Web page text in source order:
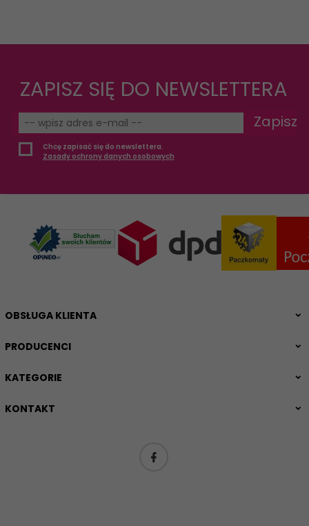
ZAPISZ SIĘ DO NEWSLETTERA
Zapisz
Chcę zapisać się do newslettera.
Zasady ochrony danych osobowych
OBSŁUGA KLIENTA
PRODUCENCI
KATEGORIE
KONTAKT